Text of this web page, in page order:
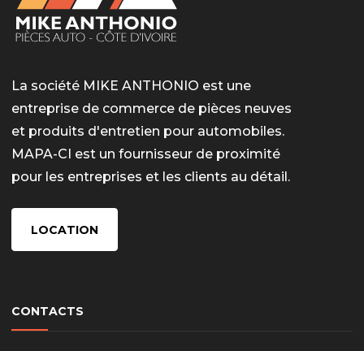
La société MIKE ANTHONIO est une
entreprise de commerce de pièces neuves
et produits d'entretien pour automobiles.
MAPA-CI est un fournisseur de proximité
pour les entreprises et les clients au détail.
LOCATION
CONTACTS